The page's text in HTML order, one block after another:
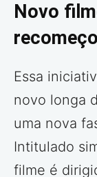
Novo
Essa
novo longa
uma nova
Intitulado
filme é